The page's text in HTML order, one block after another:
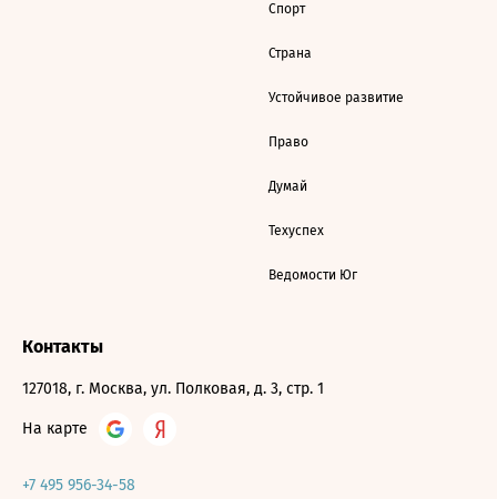
Спорт
Страна
Устойчивое развитие
Право
Думай
Техуспех
Ведомости Юг
Контакты
127018, г. Москва, ул. Полковая, д. 3, стр. 1
На карте
+7 495 956-34-58